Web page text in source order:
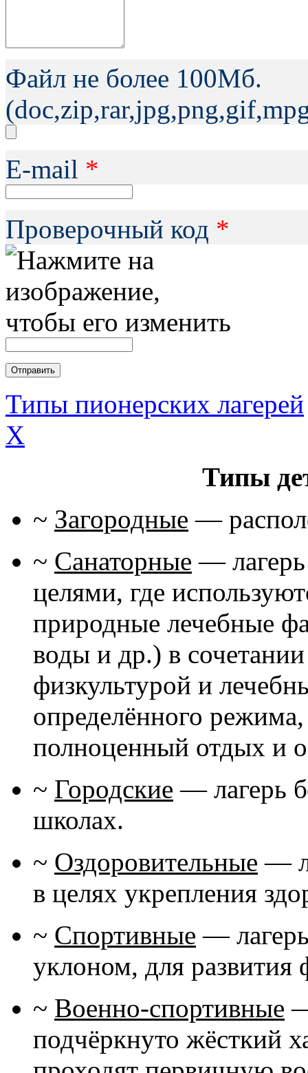
Файл не более 100Мб.
Е-mail *
Проверочный код *
Типы пионерских лагерей
X
Типы
~ Загородные —
~ Санаторные —
целями, где
природные лечебные
воды и др.) в
физкультурой и
определённого
полноценный отдых и
~ Городские — лагерь
школах.
~ Оздоровительные —
в целях укрепления
~ Спортивные —
уклоном, для развития
~ Военно-спортивные
подчёркнуто жёсткий